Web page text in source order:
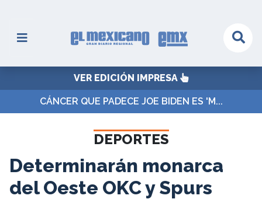
VER EDICIÓN IMPRESA
CÁNCER QUE PADECE JOE BIDEN ES 'M...
DEPORTES
Determinarán monarca
del Oeste OKC y Spurs